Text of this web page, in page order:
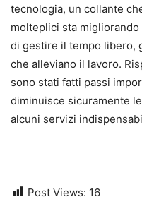
tecnologia, un collante
molteplici sta
di gestire il tempo libero,
che alleviano il lavoro.
sono stati fatti passi
diminuisce sicuramente
alcuni servizi
Post Views: 16